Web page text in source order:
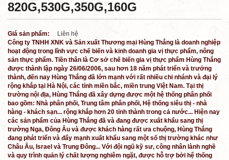
820G,530G,350G,160G
Giá sản phẩm:
Liên hệ
Công ty TNHH XNK và Sản xuất Thương mại Hùng Thắng là doanh nghiệp
hoạt động trong lĩnh vực chế biến và kinh doanh gia vị thực phẩm, nông
sản thực phẩm. Tiền thân là Cơ sở chế biến gia vị thực phẩm Hùng Thắng
được thành lập ngày 26/06/2006, sau hơn 18 năm phát triển và trưởng
thành, đến nay Hùng Thắng đã lớn mạnh với rất nhiều chi nhánh và đại lý
rộng khắp tại Hà Nội, các tỉnh miền bắc, miền trung Việt Nam. Tại thị
trường nội địa, Hùng Thắng đã xây dựng được một hệ thống phân phối
bao gồm: Nhà phân phối, Trung tâm phân phối, Hệ thống siêu thị - nhà
hàng - khách sạn... rộng khắp hơn 20 tỉnh thành trong cả nước... Hiện nay
các sản phẩm của Hùng Thắng đã và đang được xuất khẩu sang thị
trường Nga, Đông Âu và được khách hàng rất ưa chuộng, Hùng Thắng
đang phát triển và đẩy mạnh xuất khẩu sang một số thị trường khác như
Châu Âu, Israel và Trung Đông... Với đội ngũ kỹ sư, công nhân lành nghề
và quy trình quản lý chất lượng nghiêm ngặt, được hỗ trợ bởi hệ thống